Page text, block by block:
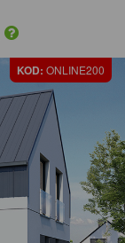
KOD: ONLINE200